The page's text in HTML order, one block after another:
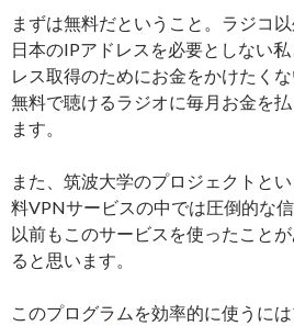
まずは無料だということ。ラジコ
日本のIPアドレスを必要としない
レス取得のためにお金をかけたく
無料で聴けるラジオに毎月お金を
ます。
また、筑波大学のプロジェクトと
料VPNサービスの中では圧倒的な
以前もこのサービスを使ったこと
ると思います。
このプログラムを効率的に使うに